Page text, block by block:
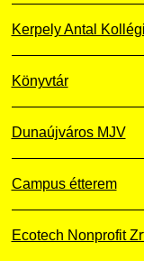
Kerpely Antal
Könyvtár
Dunaújváros MJV
Campus étterem
Ecotech Nonprofit